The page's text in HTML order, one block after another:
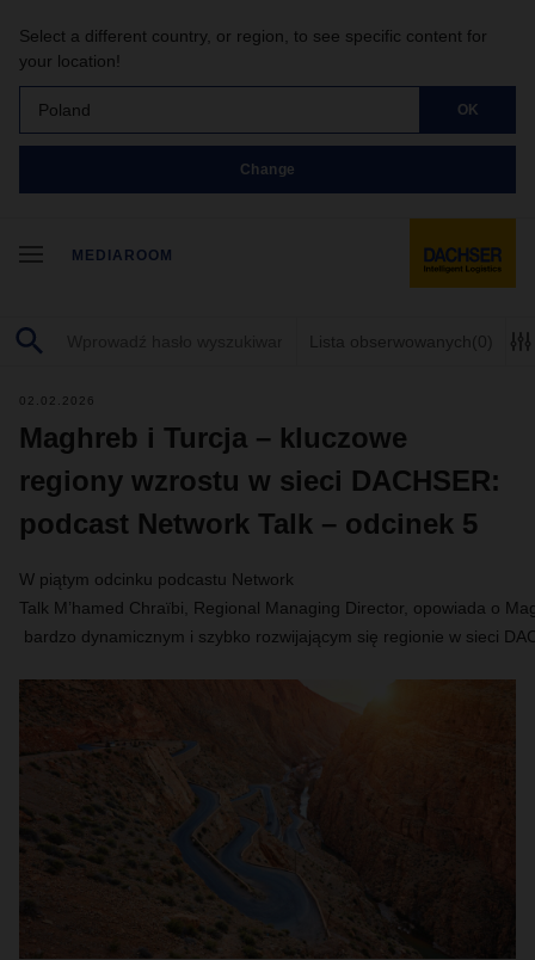
Select a different country, or region, to see specific content for
your location!
Poland OK
Change
MEDIAROOM
Lista obserwowanych (0)
02.02.2026
Maghreb i Turcja – kluczowe
regiony wzrostu w sieci DACHSER:
podcast Network Talk – odcinek 5
W piątym odcinku podcastu Network
Talk M’hamed Chraïbi, Regional Managing Director, opowiada o
bardzo dynamicznym i szybko rozwijającym się regionie w sieci